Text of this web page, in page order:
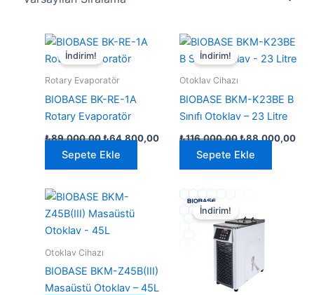
İndirim!
Rotary Evaporatör
BIOBASE BK-RE-1A
Rotary Evaporatör
₺89.000,00 Orijinal
₺89.000,00.
₺64.800,00Şu
₺64.800,00.
Sepete Ekle
İndirim!
Otoklav Cihazı
BIOBASE BKM-K23BE B
Sınıfı Otoklav – 23 Litre
₺116.000,00Orijinal
₺116.000,00.
₺88.000,00Şu
Sepete Ekle
Otoklav Cihazı
BIOBASE BKM-Z45B(III)
Masaüstü Otoklav – 45L
İndirim!